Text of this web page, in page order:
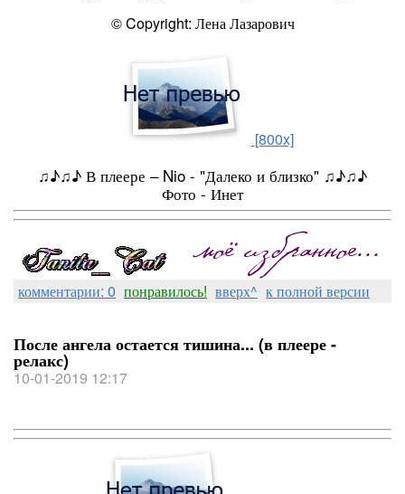
© Copyright: Лена Лазарович
[800x]
♫♪♫♪ В плеере – Nio - "Далеко и близко" ♫♪♫♪
Фото - Инет
комментарии: 0 понравилось! вверх^ к полной версии
После ангела остается тишина... (в плеере -
релакс)
10-01-2019 12:17